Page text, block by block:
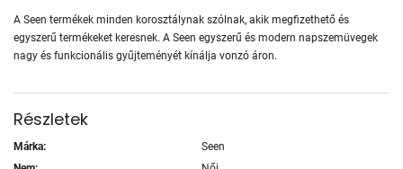
A Seen termékek minden korosztálynak szólnak, akik megfizethető és
egyszerű termékeket keresnek. A Seen egyszerű és modern napszemüvegek
nagy és funkcionális gyűjteményét kínálja vonzó áron.
Részletek
Márka:
Seen